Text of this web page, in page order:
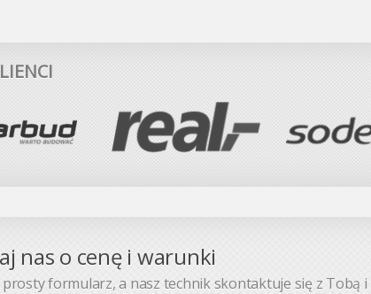
nas o cenę i warunki
prosty formularz, a nasz technik skontaktuje się z Tobą